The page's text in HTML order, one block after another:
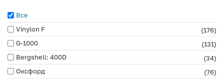
Все
Vinylon F
(176)
G-1000
(131)
Bergshell: 400D
(34)
Оксфорд
(76)